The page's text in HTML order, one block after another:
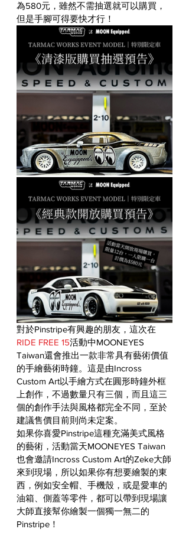
為580元，雖然不需抽選就可以購買，
但是手腳可得要快才行！
對於Pinstripe有興趣的朋友，這次在
RIDE FREE 15活動中MOONEYES
Taiwan還會推出一款非常具有藝術價值
的手繪藝術時鐘。這是由Incross
Custom Art以手繪方式在圓形時鐘外框
上創作，不過數量只有三個，而且這三
個的創作手法與風格都完全不同，至於
建議售價目前則尚未定案。
如果你喜愛Pinstripe這種充滿美式風格
的藝術，活動當天MOONEYES Taiwan
也會邀請Incross Custom Art的Zeke大師
來到現場，所以如果你有想要繪製的東
西，例如安全帽、手機殼，或是愛車的
油箱、側蓋等零件，都可以帶到現場讓
大師直接幫你繪製一個獨一無二的
Pinstripe！